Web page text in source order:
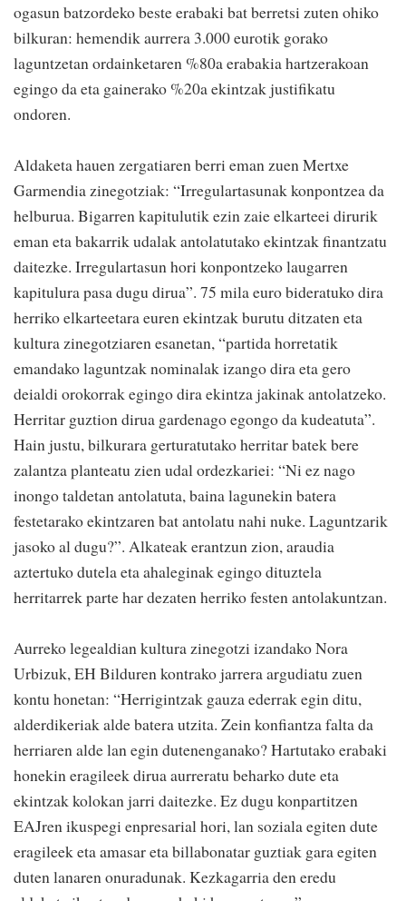
ogasun batzordeko beste erabaki bat berretsi zuten ohiko
bilkuran: hemendik aurrera 3.000 eurotik gorako
laguntzetan ordainketaren %80a erabakia hartzerakoan
egingo da eta gainerako %20a ekintzak justifikatu
ondoren.
Aldaketa hauen zergatiaren berri eman zuen Mertxe
Garmendia zinegotziak: “Irregulartasunak konpontzea da
helburua. Bigarren kapitulutik ezin zaie elkarteei dirurik
eman eta bakarrik udalak antolatutako ekintzak finantzatu
daitezke. Irregulartasun hori konpontzeko laugarren
kapitulura pasa dugu dirua”. 75 mila euro bideratuko dira
herriko elkarteetara euren ekintzak burutu ditzaten eta
kultura zinegotziaren esanetan, “partida horretatik
emandako laguntzak nominalak izango dira eta gero
deialdi orokorrak egingo dira ekintza jakinak antolatzeko.
Herritar guztion dirua gardenago egongo da kudeatuta”.
Hain justu, bilkurara gerturatutako herritar batek bere
zalantza planteatu zien udal ordezkariei: “Ni ez nago
inongo taldetan antolatuta, baina lagunekin batera
festetarako ekintzaren bat antolatu nahi nuke. Laguntzarik
jasoko al dugu?”. Alkateak erantzun zion, araudia
aztertuko dutela eta ahaleginak egingo dituztela
herritarrek parte har dezaten herriko festen antolakuntzan.
Aurreko legealdian kultura zinegotzi izandako Nora
Urbizuk, EH Bilduren kontrako jarrera argudiatu zuen
kontu honetan: “Herrigintzak gauza ederrak egin ditu,
alderdikeriak alde batera utzita. Zein konfiantza falta da
herriaren alde lan egin dutenenganako? Hartutako erabaki
honekin eragileek dirua aurreratu beharko dute eta
ekintzak kolokan jarri daitezke. Ez dugu konpartitzen
EAJren ikuspegi enpresarial hori, lan soziala egiten dute
eragileek eta amasar eta billabonatar guztiak gara egiten
duten lanaren onuradunak. Kezkagarria den eredu